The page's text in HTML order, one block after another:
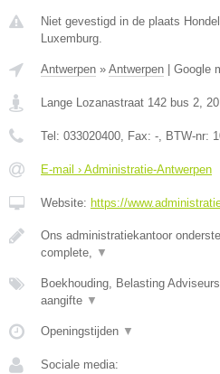
Niet gevestigd in de plaats
Luxemburg.
Antwerpen » Antwerpen Google
Lange Lozanastraat 142 bus 2,
Tel: 033020400, Fax: -, BTW-nr:
E-mail › Administratie-Antwerpen
Website: https://
Ons administratiekantoor
complete, ▼
Boekhouding, Belasting
aangifte ▼
Openingstijden ▼
Sociale media: